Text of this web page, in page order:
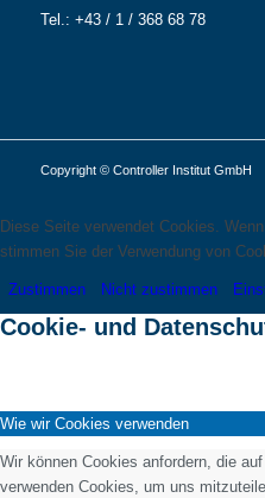
Tel.: +43 / 1 / 368 68 78
Copyright © Controller Institut GmbH
Diese Seite verwendet Cookies.
stimmen Sie der Verwendung von
Zustimmen Nicht zustimmen
Cookie- und
Wie wir Cookies verwenden
Wir können Cookies anfordern, die
verwenden Cookies, um uns